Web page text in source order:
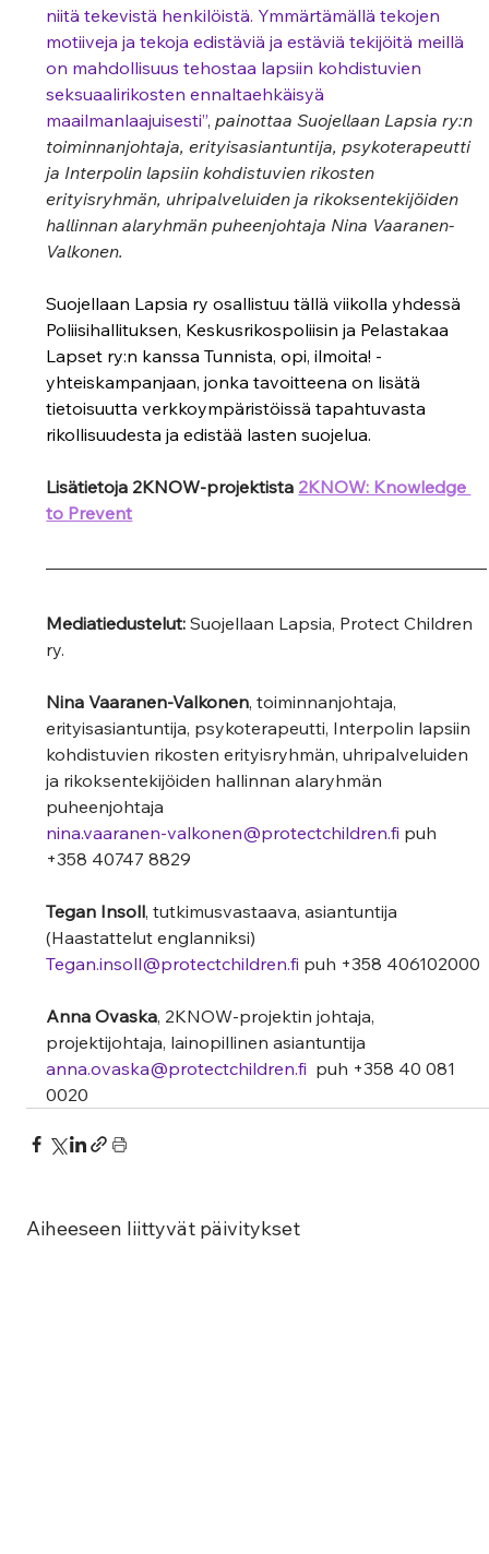
niitä tekevistä henkilöistä. Ymmärtämällä tekojen
motiiveja ja tekoja edistäviä ja estäviä tekijöitä meillä
on mahdollisuus tehostaa lapsiin kohdistuvien
seksuaalirikosten ennaltaehkäisyä
maailmanlaajuisesti”, painottaa Suojellaan Lapsia ry:n
toiminnanjohtaja, erityisasiantuntija, psykoterapeutti
ja Interpolin lapsiin kohdistuvien rikosten
erityisryhmän, uhripalveluiden ja rikoksentekijöiden
hallinnan alaryhmän puheenjohtaja Nina Vaaranen-
Valkonen.
Suojellaan Lapsia ry osallistuu tällä viikolla yhdessä
Poliisihallituksen, Keskusrikospoliisin ja Pelastakaa
Lapset ry:n kanssa Tunnista, opi, ilmoita! -
yhteiskampanjaan, jonka tavoitteena on lisätä
tietoisuutta verkkoympäristöissä tapahtuvasta
rikollisuudesta ja edistää lasten suojelua.
Lisätietoja 2KNOW-projektista 2KNOW: Knowledge
to Prevent
Mediatiedustelut: Suojellaan Lapsia, Protect Children
ry.
Nina Vaaranen-Valkonen, toiminnanjohtaja,
erityisasiantuntija, psykoterapeutti, Interpolin lapsiin
kohdistuvien rikosten erityisryhmän, uhripalveluiden
ja rikoksentekijöiden hallinnan alaryhmän
puheenjohtaja
nina.vaaranen-valkonen@protectchildren.fi puh
+358 40747 8829
Tegan Insoll, tutkimusvastaava, asiantuntija
(Haastattelut englanniksi)
Tegan.insoll@protectchildren.fi puh +358 406102000
Anna Ovaska, 2KNOW-projektin johtaja,
projektijohtaja, lainopillinen asiantuntija
anna.ovaska@protectchildren.fi puh +358 40 081
0020
Aiheeseen liittyvät päivitykset